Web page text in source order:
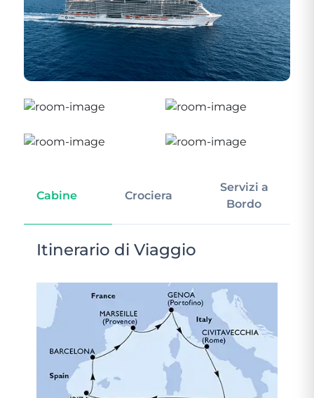
Cabine Crociera
Servizi a
Bordo
Itinerario di Viaggio